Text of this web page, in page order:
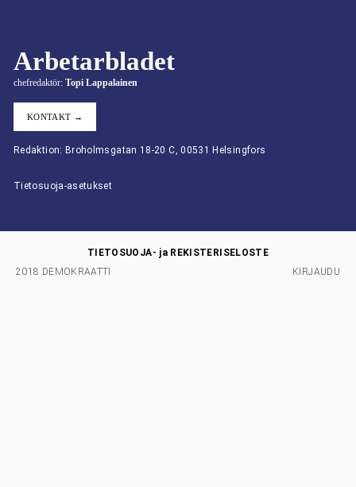
Arbetarbladet
chefredaktör: Topi Lappalainen
KONTAKT →
Redaktion: Broholmsgatan 18-20 C, 00531 Helsingfors
Tietosuoja-asetukset
2018 DEMOKRAATTI
TIETOSUOJA- ja REKISTERISELOSTE
KIRJAUDU